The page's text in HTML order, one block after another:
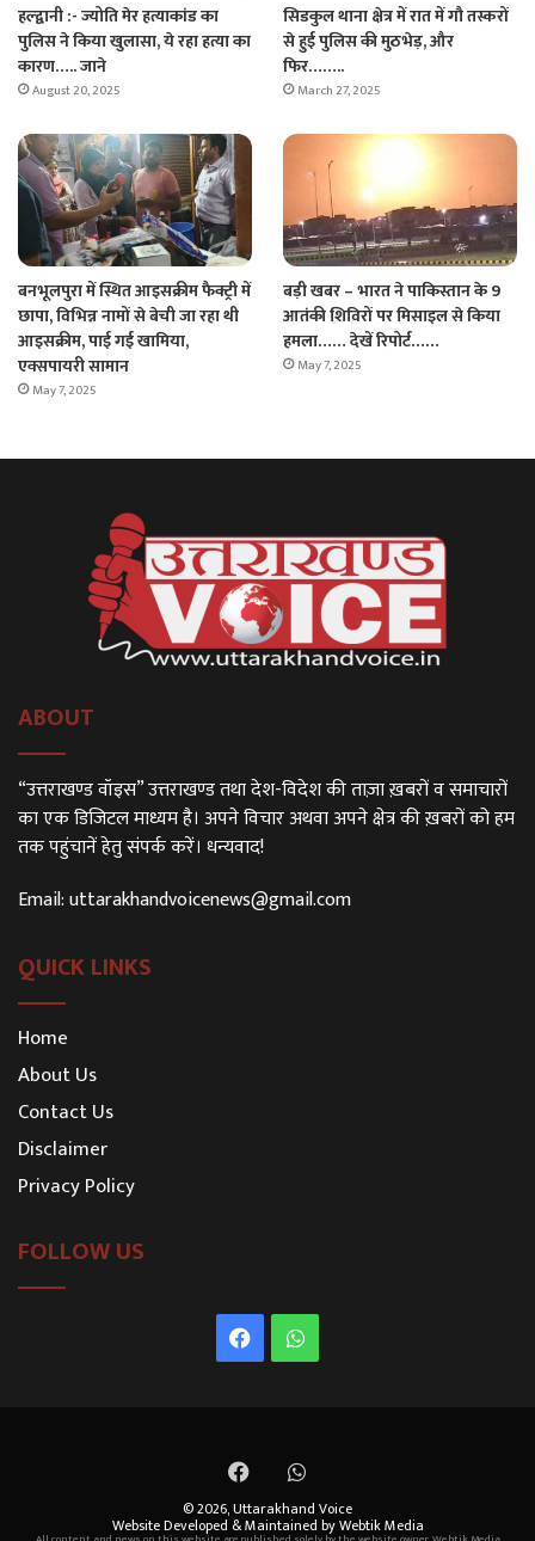
हल्द्वानी :- ज्योति मेर हत्याकांड का
पुलिस ने किया खुलासा, ये रहा हत्या का
कारण….. जाने
August 20, 2025
सिडकुल थाना क्षेत्र में रात में गौ तस्करों
से हुई पुलिस की मुठभेड़, और
फिर……..
March 27, 2025
बनभूलपुरा में स्थित आइसक्रीम फैक्ट्री में
छापा, विभिन्न नामों से बेची जा रहा थी
आइसक्रीम, पाई गई खामिया,
एक्सपायरी सामान
May 7, 2025
बड़ी खबर – भारत ने पाकिस्तान के 9
आतंकी शिविरों पर मिसाइल से किया
हमला…… देखें रिपोर्ट……
May 7, 2025
ABOUT
“उत्तराखण्ड वॉइस” उत्तराखण्ड तथा देश-विदेश की ताज़ा ख़बरों व समाचारों
का एक डिजिटल माध्यम है। अपने विचार अथवा अपने क्षेत्र की ख़बरों को हम
तक पहुंचानें हेतु संपर्क करें। धन्यवाद!
Email:uttarakhandvoicenews@gmail.com
QUICK LINKS
Home
About Us
Contact Us
Disclaimer
Privacy Policy
FOLLOW US
FacebookWhatsApp
FacebookWhatsApp
© 2026,Uttarakhand Voice
Website Developed & Maintained by Webtik Media